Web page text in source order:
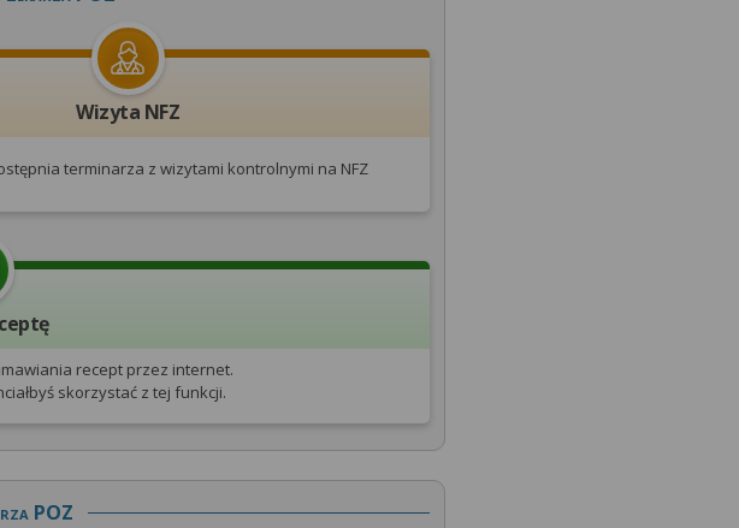
Wizyta NFZ
terminarza z wizytami kontrolnymi na NFZ
recept przez internet.
skorzystać z tej funkcji.
POZ